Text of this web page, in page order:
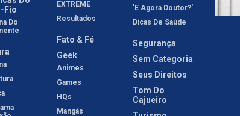
Fio
Do
EXTREME
Resultados
Fato & Fé
Geek
Animes
Games
HQs
Mangás
'E Agora Doutor?'
Dicas De Saúde
Segurança
Sem Categoria
Seus Direitos
Tom Do
Cajueiro